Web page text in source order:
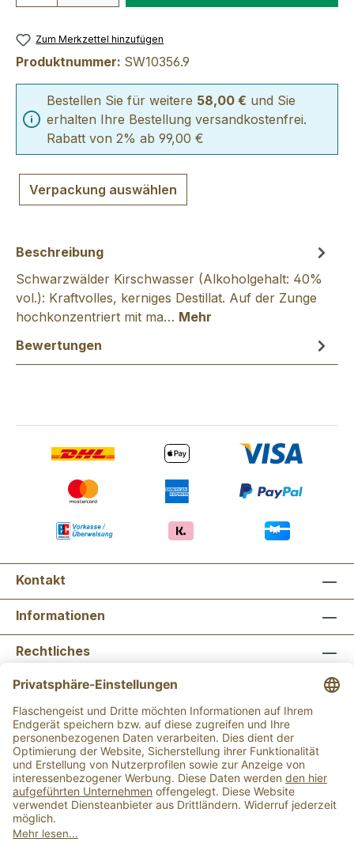
Zum Merkzettel hinzufügen
Produktnummer: SW10356.9
Bestellen Sie für weitere 58,00 € und Sie
erhalten Ihre Bestellung versandkostenfrei.
Rabatt von 2% ab 99,00 €
Verpackung auswählen
Beschreibung
Schwarzwälder Kirschwasser (Alkoholgehalt: 40%
vol.): Kraftvolles, kerniges Destillat. Auf der Zunge
hochkonzentriert mit ma… Mehr
Bewertungen
Kontakt
Informationen
Rechtliches
Newsletter abonnieren
Flaschengeist Bonn Flaschengeist Münster
Alle Preise inkl. gesetzl. Mehrwertsteuer zzgl.
Versandkosten